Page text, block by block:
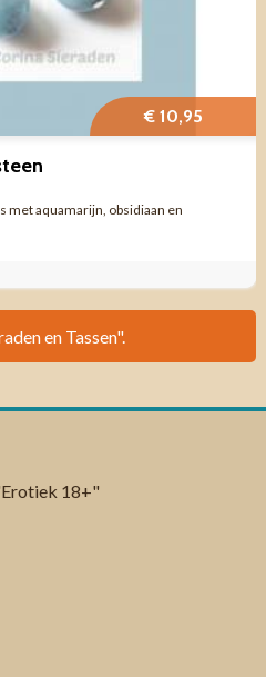
€ 10,95
met aquamarijn, obsidiaan en
en Tassen".
18+"